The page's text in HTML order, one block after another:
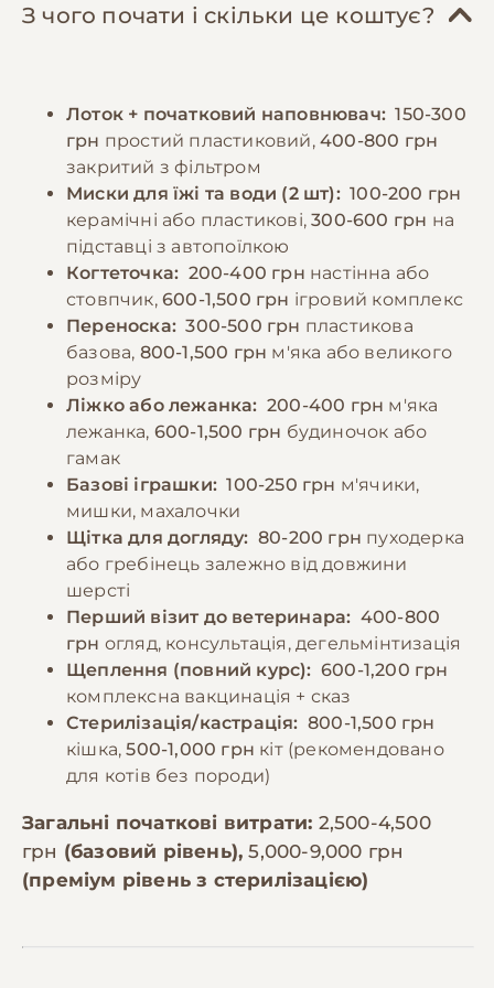
Особливу увагу слід приділяти
активність необхідні для підтримки здоров'я
та запобігання поведінковим проблемам.
🎁 −10% на зоотовари
За промокодом E-PET
раціону, субпродукти, варені яєчні жовтки
та невелику кількість овочів. Важливо
годувати 2-3 рази на день, дотримуючись
регулярного режиму. Потрібно уникати
годування зі столу та продуктів, які можуть
бути шкідливими для котів. При зміні типу
корму необхідно робити це поступово
протягом 7-10 днів. Важливо спостерігати за
реакцією кота на їжу та коригувати раціон
за необхідності.
🎁 −10% на зоотовари
За промокодом E-PET
З чого почати і скільки це коштує?
Лоток + початковий наповнювач: 150-300
грн простий пластиковий,400-800 грн
закритий з фільтром
Миски для їжі та води (2 шт): 100-200 грн
керамічні або пластикові,300-600 грн на
підставці з автопоїлкою
Когтеточка: 200-400 грн настінна або
стовпчик, 600-1,500 грн ігровий комплекс
Переноска: 300-500 грн пластикова
базова, 800-1,500 грн м'яка або великого
розміру
Ліжко або лежанка: 200-400 грн м'яка
лежанка, 600-1,500 грн будиночок або
гамак
Базові іграшки: 100-250 грн м'ячики,
мишки, махалочки
Щітка для догляду: 80-200 грн пуходерка
або гребінець залежно від довжини
шерсті
Перший візит до ветеринара: 400-800
грн огляд, консультація, дегельмінтизація
Щеплення (повний курс): 600-1,200 грн
комплексна вакцинація + сказ
Стерилізація/кастрація: 800-1,500 грн
кішка,500-1,000 грн кіт (рекомендовано
для котів без породи)
Загальні початкові витрати: 2,500-4,500
грн (базовий рівень),5,000-9,000 грн
(преміум рівень з стерилізацією)